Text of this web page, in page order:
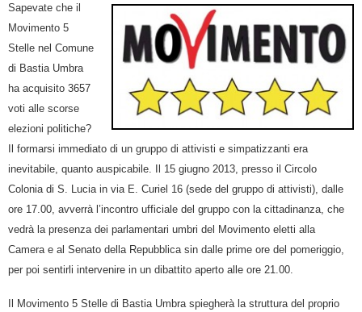
Sapevate che il
Movimento 5
Stelle nel Comune
di Bastia Umbra
ha acquisito 3657
voti alle scorse
elezioni politiche?
Il formarsi immediato di un gruppo di attivisti e simpatizzanti era
inevitabile, quanto auspicabile. Il 15 giugno 2013, presso il Circolo
Colonia di S. Lucia in via E. Curiel 16 (sede del gruppo di attivisti), dalle
ore 17.00, avverrà l’incontro ufficiale del gruppo con la cittadinanza, che
vedrà la presenza dei parlamentari umbri del Movimento eletti alla
Camera e al Senato della Repubblica sin dalle prime ore del pomeriggio,
per poi sentirli intervenire in un dibattito aperto alle ore 21.00.
Il Movimento 5 Stelle di Bastia Umbra spiegherà la struttura del proprio